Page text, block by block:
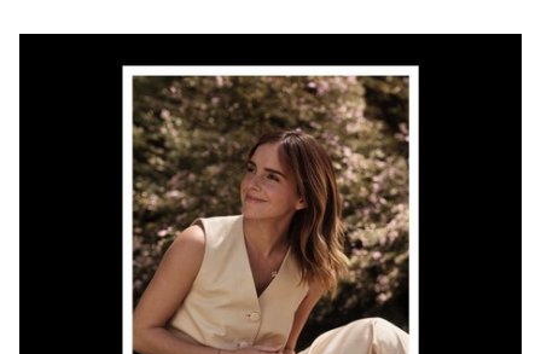
Adriana Lima
Miranda Kerr